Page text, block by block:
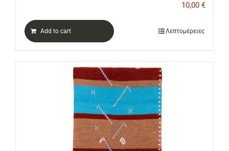
10,00 €
Add to cart Λεπτομέρειες